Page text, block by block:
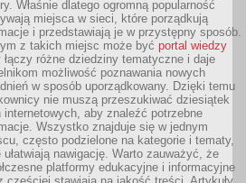
Właśnie dlatego ogromną popularność
miejsca w sieci, które porządkują
i przedstawiają je w przystępny sposób.
z takich miejsc może być portal wiedzy
łączy różne dziedziny tematyczne i daje
możliwość poznawania nowych
w sposób uporządkowany. Dzięki temu
nie muszą przeszukiwać dziesiątek
internetowych, aby znaleźć potrzebne
Wszystko znajduje się w jednym
często podzielone na kategorie i tematy,
ułatwiają nawigację. Warto zauważyć, że
platformy edukacyjne i informacyjne